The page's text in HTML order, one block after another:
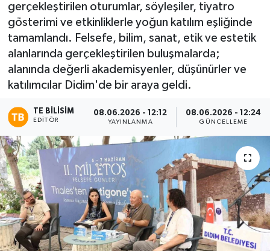
gerçekleştirilen oturumlar, söyleşiler, tiyatro
gösterimi ve etkinliklerle yoğun katılım eşliğinde
tamamlandı. Felsefe, bilim, sanat, etik ve estetik
alanlarında gerçekleştirilen buluşmalarda;
alanında değerli akademisyenler, düşünürler ve
katılımcılar Didim'de bir araya geldi.
TE BILISIM
EDITÖR
08.06.2026 - 12:12
YAYINLANMA
08.06.2026 - 12:24
GÜNCELLEME